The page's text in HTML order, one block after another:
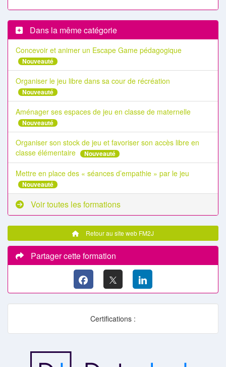
Dans la même catégorie
Concevoir et animer un Escape Game pédagogique
Nouveauté
Organiser le jeu libre dans sa cour de récréation
Nouveauté
Aménager ses espaces de jeu en classe de maternelle
Nouveauté
Organiser son stock de jeu et favoriser son accès libre en
classe élémentaire
Nouveauté
Mettre en place des « séances d’empathie » par le jeu
Nouveauté
Voir toutes les formations
Retour au site web FM2J
Partager cette formation
Certifications :